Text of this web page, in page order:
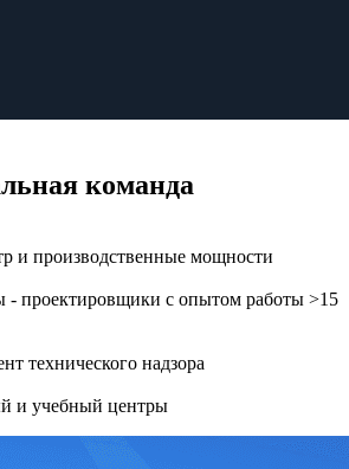
команда
и производственные мощности
проектировщики с опытом работы >15
технического надзора
и учебный центры